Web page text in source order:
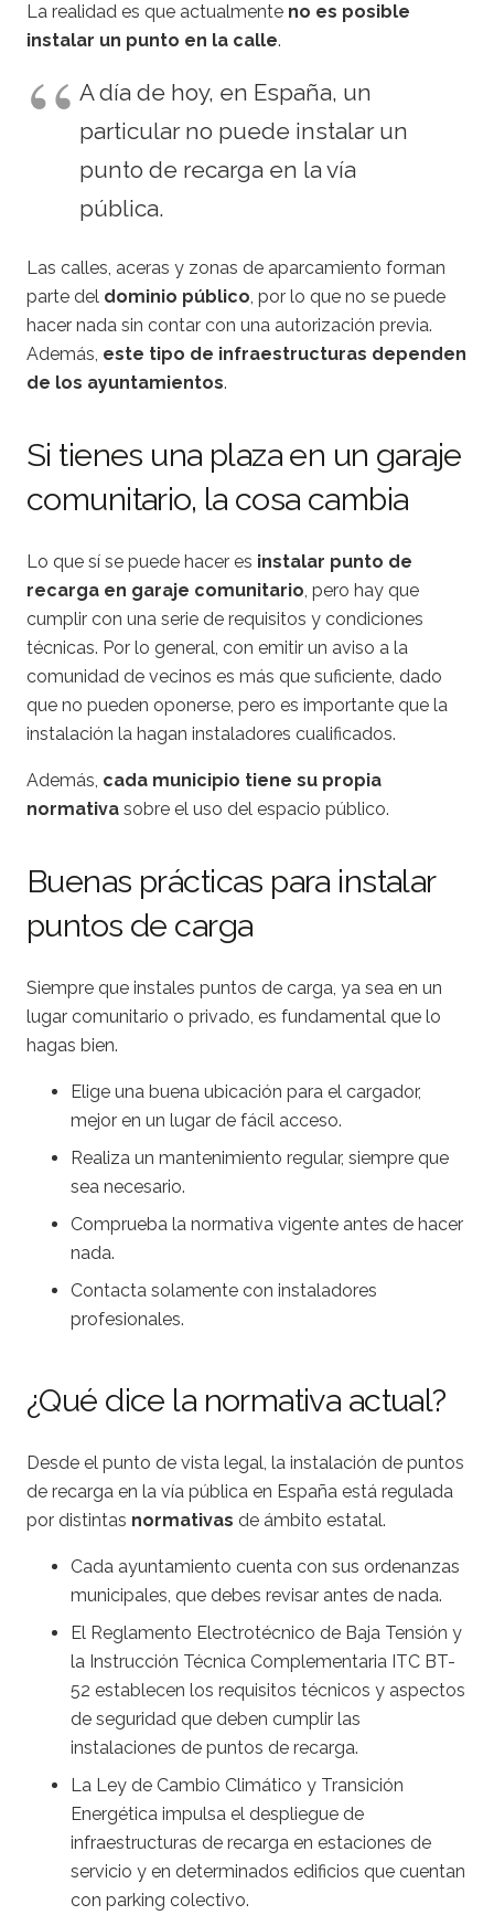
La realidad es que actualmente no es posible
instalar un punto en la calle.
A día de hoy, en España, un
particular no puede instalar un
punto de recarga en la vía
pública.
Las calles, aceras y zonas de aparcamiento forman
parte del dominio público, por lo que no se puede
hacer nada sin contar con una autorización previa.
Además, este tipo de infraestructuras dependen
de los ayuntamientos.
Si tienes una plaza en un garaje
comunitario, la cosa cambia
Lo que sí se puede hacer es instalar punto de
recarga en garaje comunitario, pero hay que
cumplir con una serie de requisitos y condiciones
técnicas. Por lo general, con emitir un aviso a la
comunidad de vecinos es más que suficiente, dado
que no pueden oponerse, pero es importante que la
instalación la hagan instaladores cualificados.
Además, cada municipio tiene su propia
normativa sobre el uso del espacio público.
Buenas prácticas para instalar
puntos de carga
Siempre que instales puntos de carga, ya sea en un
lugar comunitario o privado, es fundamental que lo
hagas bien.
Elige una buena ubicación para el cargador,
mejor en un lugar de fácil acceso.
Realiza un mantenimiento regular, siempre que
sea necesario.
Comprueba la normativa vigente antes de hacer
nada.
Contacta solamente con instaladores
profesionales.
¿Qué dice la normativa actual?
Desde el punto de vista legal, la instalación de puntos
de recarga en la vía pública en España está regulada
por distintas normativas de ámbito estatal.
Cada ayuntamiento cuenta con sus ordenanzas
municipales, que debes revisar antes de nada.
El Reglamento Electrotécnico de Baja Tensión y
la Instrucción Técnica Complementaria ITC BT-
52 establecen los requisitos técnicos y aspectos
de seguridad que deben cumplir las
instalaciones de puntos de recarga.
La Ley de Cambio Climático y Transición
Energética impulsa el despliegue de
infraestructuras de recarga en estaciones de
servicio y en determinados edificios que cuentan
con parking colectivo.